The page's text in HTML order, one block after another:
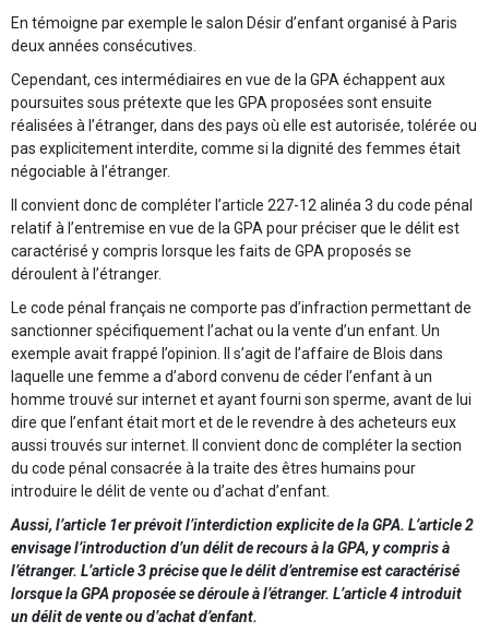
En témoigne par exemple le salon Désir d’enfant organisé à Paris
deux années consécutives.
Cependant, ces intermédiaires en vue de la GPA échappent aux
poursuites sous prétexte que les GPA proposées sont ensuite
réalisées à l’étranger, dans des pays où elle est autorisée, tolérée ou
pas explicitement interdite, comme si la dignité des femmes était
négociable à l’étranger.
Il convient donc de compléter l’article 227-12 alinéa 3 du code pénal
relatif à l’entremise en vue de la GPA pour préciser que le délit est
caractérisé y compris lorsque les faits de GPA proposés se
déroulent à l’étranger.
Le code pénal français ne comporte pas d’infraction permettant de
sanctionner spécifiquement l’achat ou la vente d’un enfant. Un
exemple avait frappé l’opinion. Il s’agit de l’affaire de Blois dans
laquelle une femme a d’abord convenu de céder l’enfant à un
homme trouvé sur internet et ayant fourni son sperme, avant de lui
dire que l’enfant était mort et de le revendre à des acheteurs eux
aussi trouvés sur internet. Il convient donc de compléter la section
du code pénal consacrée à la traite des êtres humains pour
introduire le délit de vente ou d’achat d’enfant.
Aussi, l’article 1er prévoit l’interdiction explicite de la GPA. L’article 2
envisage l’introduction d’un délit de recours à la GPA, y compris à
l’étranger. L’article 3 précise que le délit d’entremise est caractérisé
lorsque la GPA proposée se déroule à l’étranger. L’article 4 introduit
un délit de vente ou d’achat d’enfant.